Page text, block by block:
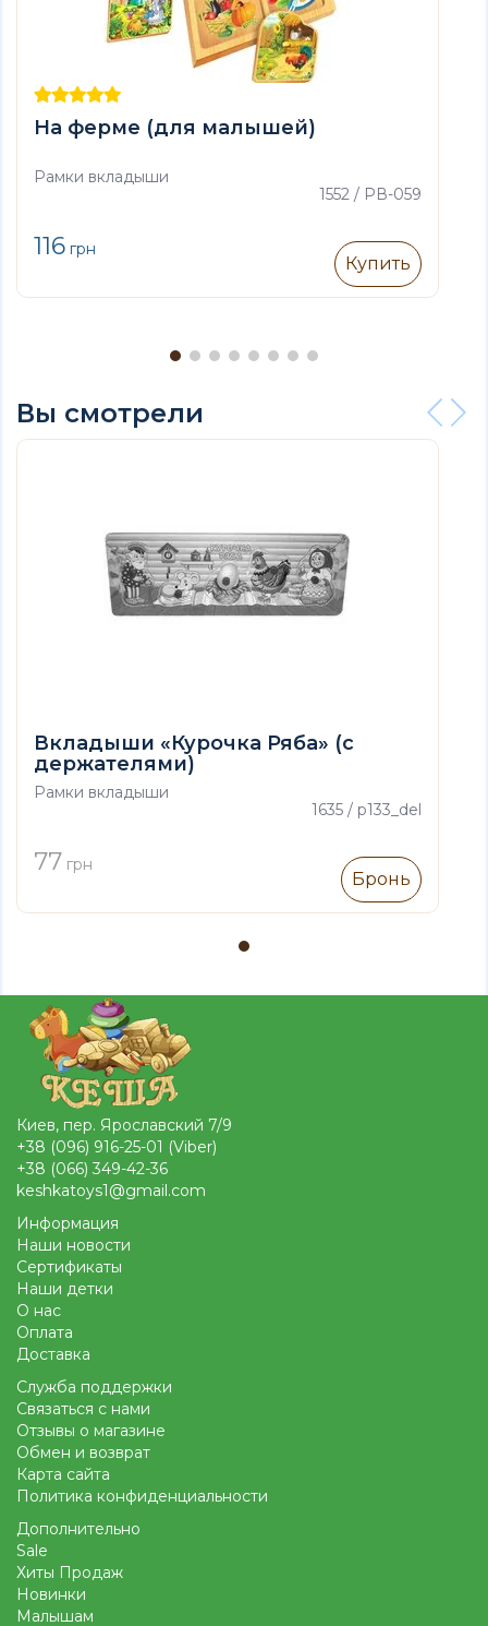
На ферме (для малышей)
Рамки вкладыши
1552 / РВ-059
116 грн
Купить
Вы смотрели
Вкладыши «Курочка Ряба» (с
держателями)
Рамки вкладыши
1635 / р133_del
77 грн
Бронь
Киев, пер. Ярославский 7/9
+38 (096) 916-25-01 (Viber)
+38 (066) 349-42-36
keshkatoys1@gmail.com
Информация
Наши новости
Сертификаты
Наши детки
О нас
Оплата
Доставка
Служба поддержки
Связаться с нами
Отзывы о магазине
Обмен и возврат
Карта сайта
Политика конфиденциальности
Дополнительно
Sale
Хиты Продаж
Новинки
Малышам